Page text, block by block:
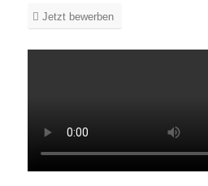
Jetzt bewerben